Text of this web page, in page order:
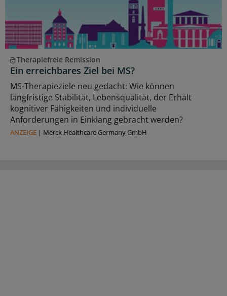
Therapiefreie Remission
Ein erreichbares Ziel bei MS?
MS-Therapieziele neu gedacht: Wie können
langfristige Stabilität, Lebensqualität, der Erhalt
kognitiver Fähigkeiten und individuelle
Anforderungen in Einklang gebracht werden?
ANZEIGE | Merck Healthcare Germany GmbH